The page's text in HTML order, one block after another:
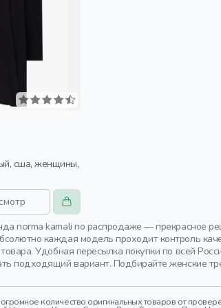
norma kamali по распродаже — прекрасное
каждая модель проходит контроль
Удобная пересылка покупки по всей
подходящий вариант. Подбирайте женские
количество оригинальных товаров от